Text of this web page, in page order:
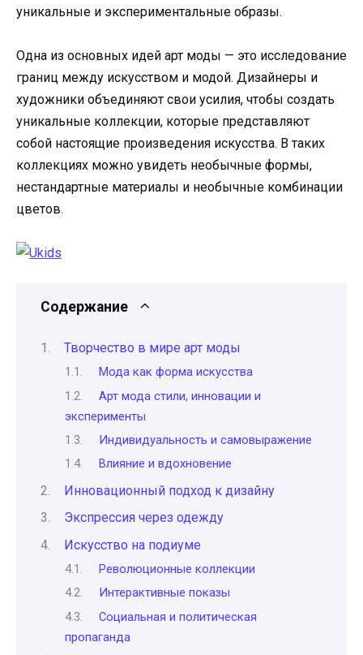
уникальные и экспериментальные образы.
Одна из основных идей арт моды — это исследование
границ между искусством и модой. Дизайнеры и
художники объединяют свои усилия, чтобы создать
уникальные коллекции, которые представляют
собой настоящие произведения искусства. В таких
коллекциях можно увидеть необычные формы,
нестандартные материалы и необычные комбинации
цветов.
Содержание
Творчество в мире арт моды
Мода как форма искусства
Арт мода стили, инновации и
эксперименты
Индивидуальность и самовыражение
Влияние и вдохновение
Инновационный подход к дизайну
Экспрессия через одежду
Искусство на подиуме
Революционные коллекции
Интерактивные показы
Социальная и политическая
пропаганда